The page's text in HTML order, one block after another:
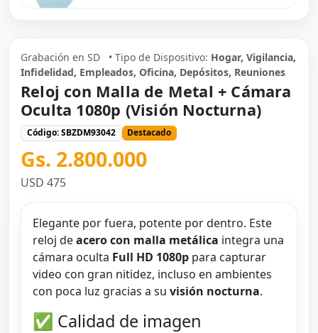
Grabación en SD • Tipo de Dispositivo: Hogar, Vigilancia,
Infidelidad, Empleados, Oficina, Depósitos, Reuniones
Reloj con Malla de Metal + Cámara
Oculta 1080p (Visión Nocturna)
Código: SBZDM93042 Destacado
Gs. 2.800.000
USD 475
Elegante por fuera, potente por dentro. Este
reloj deacero con malla metálica integra una
cámara oculta Full HD 1080p para capturar
video con gran nitidez, incluso en ambientes
con poca luz gracias a su visión nocturna.
✅ Calidad de imagen